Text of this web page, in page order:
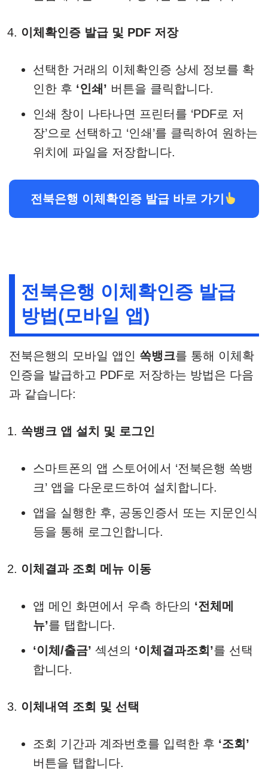
이체확인증 발급 및 PDF 저장
선택한 거래의 이체확인증 상세 정보를 확
인한 후 ‘인쇄’ 버튼을 클릭합니다.
인쇄 창이 나타나면 프린터를 ‘PDF로 저
장’으로 선택하고 ‘인쇄’를 클릭하여 원하는
위치에 파일을 저장합니다.
전북은행 이체확인증 발급 바로 가기
전북은행 이체확인증 발급
방법(모바일 앱)
전북은행의 모바일 앱인 쏙뱅크를 통해 이체확
인증을 발급하고 PDF로 저장하는 방법은 다음
과 같습니다:
쏙뱅크 앱 설치 및 로그인
스마트폰의 앱 스토어에서 ‘전북은행 쏙뱅
크’ 앱을 다운로드하여 설치합니다.
앱을 실행한 후, 공동인증서 또는 지문인식
등을 통해 로그인합니다.
이체결과 조회 메뉴 이동
앱 메인 화면에서 우측 하단의 ‘전체메
뉴’를 탭합니다.
‘이체/출금’ 섹션의 ‘이체결과조회’를 선택
합니다.
이체내역 조회 및 선택
조회 기간과 계좌번호를 입력한 후 ‘조회’
버튼을 탭합니다.